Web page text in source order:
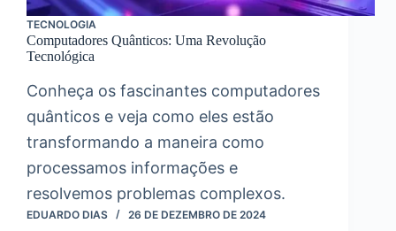
TECNOLOGIA
Computadores Quânticos: Uma Revolução
Tecnológica
Conheça os fascinantes computadores
quânticos e veja como eles estão
transformando a maneira como
processamos informações e
resolvemos problemas complexos.
EDUARDO DIAS 26 DE DEZEMBRO DE 2024